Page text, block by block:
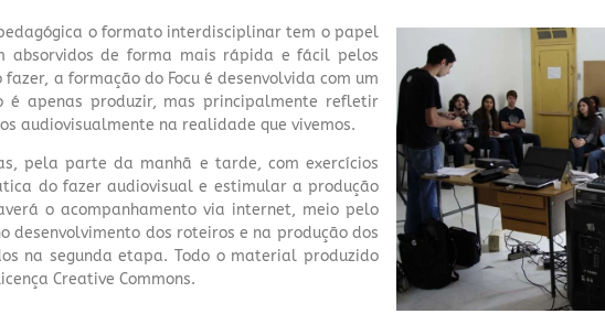
o formato interdisciplinar tem o papel
absorvidos de forma mais rápida e fácil pelos
a formação do Focu é desenvolvida com um
é apenas produzir, mas principalmente refletir
audiovisualmente na realidade que vivemos.
pela parte da manhã e tarde, com exercícios
do fazer audiovisual e estimular a produção
o acompanhamento via internet, meio pelo
desenvolvimento dos roteiros e na produção dos
na segunda etapa. Todo o material produzido
Creative Commons.